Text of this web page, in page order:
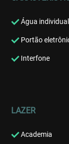
Água individual
Portão
Interfone
LAZER
Academia